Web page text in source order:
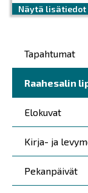
Päävalikko
Tapahtumat
Raahesalin
Elokuvat
Kirja- ja
Pekanpäivät
Näytä lisätiedot